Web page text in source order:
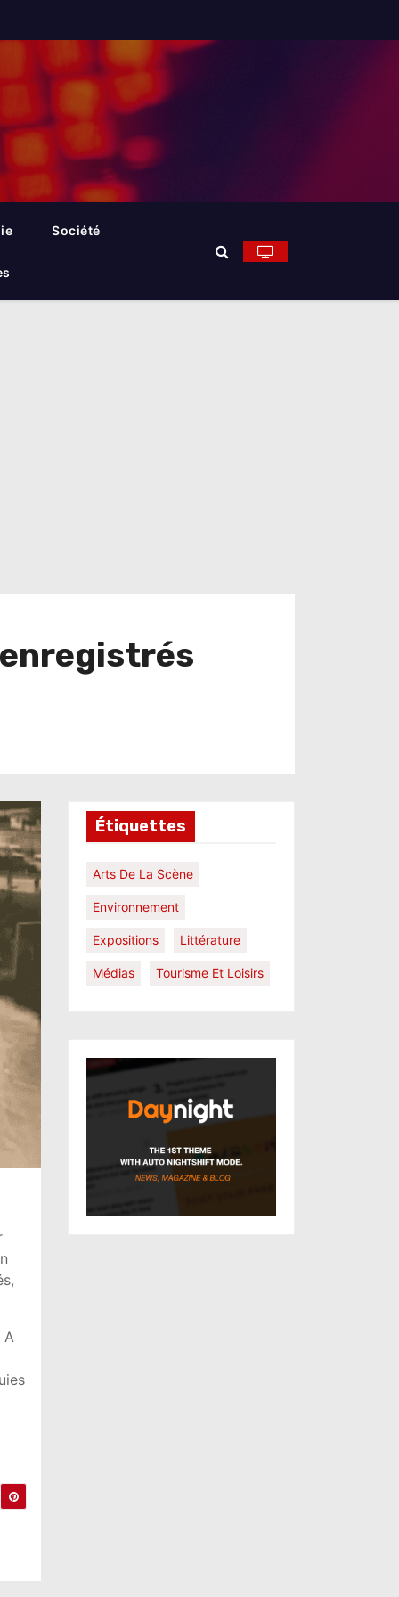
Société
A
Étiquettes
Arts De La Scène
Environnement
Expositions Littérature
Médias Tourisme Et Loisirs